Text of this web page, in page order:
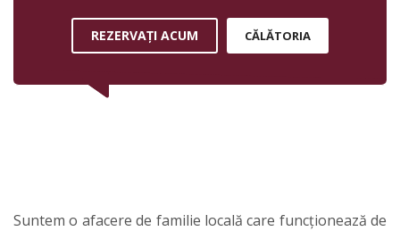
REZERVΑȚI ACUM CĂLĂTORIA
Suntem o afacere de familie locală care funcționează de